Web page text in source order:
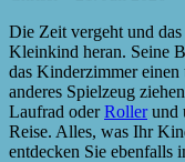
Die Zeit vergeht und
Kleinkind heran. Seine
das Kinderzimmer
anderes Spielzeug
Laufrad oderRollerund
Reise. Alles, was Ihr
entdecken Sie ebenfalls